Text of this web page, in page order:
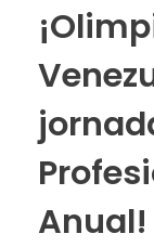
Anual!